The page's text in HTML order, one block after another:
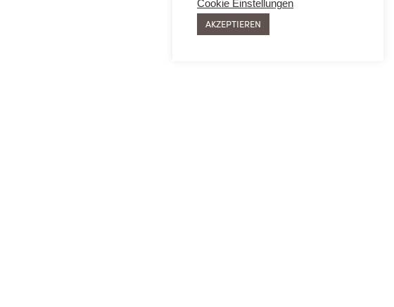
Cookie Einstellungen
AKZEPTIEREN